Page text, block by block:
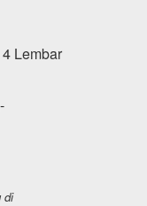
Lembar
di